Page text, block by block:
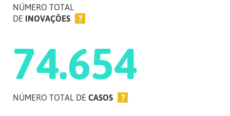
NÚMERO TOTAL
DE INOVAÇÕES ?
74.654
NÚMERO TOTAL DE CASOS ?